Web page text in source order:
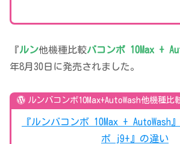
『ルン他機種比較バコンボ 10Max +
年8月30日に発売されました。
ルンバコンボ10Max+AutoWash他機種比
『ルンバコンボ 10Max + AutoWash
ボ j9+』の違い